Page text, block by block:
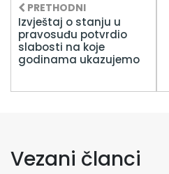
PRETHODNI
Izvještaj o stanju u
pravosuđu potvrdio
slabosti na koje
godinama ukazujemo
Vezani članci